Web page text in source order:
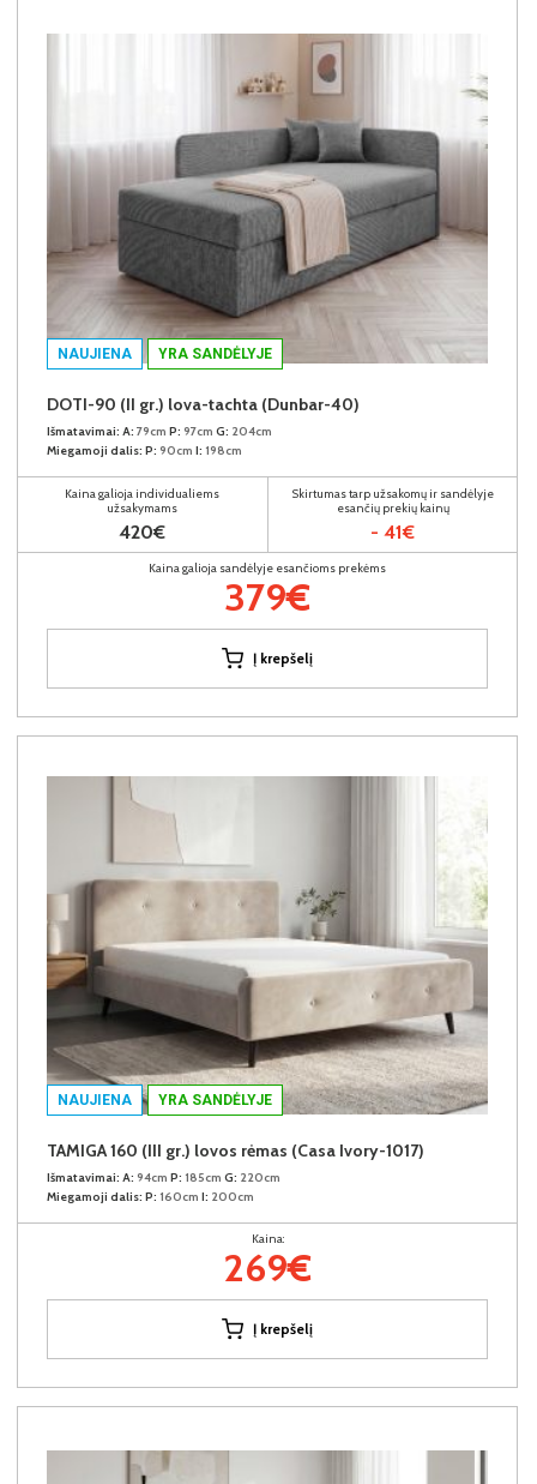
NAUJIENA YRA SANDĖLYJE
DOTI-90 (II gr.) lova-tachta (Dunbar-40)
Išmatavimai: A: 79cm P: 97cm G: 204cm
Miegamoji dalis: P: 90cm I: 198cm
Kaina galioja individualiems
užsakymams
420€
Skirtumas tarp užsakomų ir sandėlyje
esančių prekių kainų
- 41€
Kaina galioja sandėlyje esančioms prekėms
379€
Į krepšelį
NAUJIENA YRA SANDĖLYJE
TAMIGA 160 (III gr.) lovos rėmas (Casa Ivory-1017)
Išmatavimai: A: 94cm P: 185cm G: 220cm
Miegamoji dalis: P: 160cm I: 200cm
Kaina:
269€
Į krepšelį